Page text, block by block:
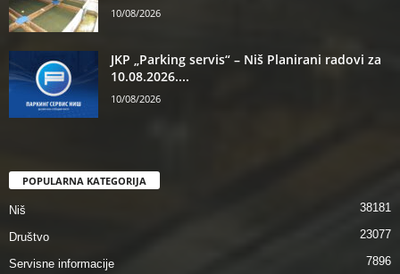
10/08/2026
JKP „Parking servis“ – Niš Planirani radovi za
10.08.2026....
10/08/2026
POPULARNA KATEGORIJA
Niš 38181
Društvo 23077
Servisne informacije 7896